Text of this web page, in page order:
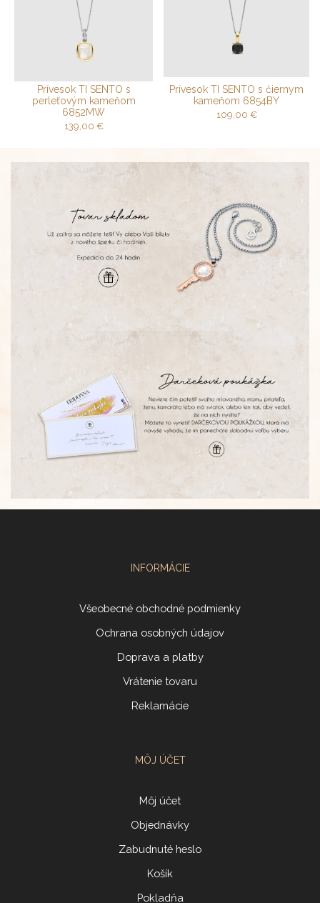
Prívesok TI SENTO s
perleťovým kameňom
6852MW
139,00 €
Prívesok TI SENTO s čiernym
kameňom 6854BY
109,00 €
INFORMÁCIE
Všeobecné obchodné podmienky
Ochrana osobných údajov
Doprava a platby
Vrátenie tovaru
Reklamácie
MÔJ ÚČET
Môj účet
Objednávky
Zabudnuté heslo
Košík
Pokladňa